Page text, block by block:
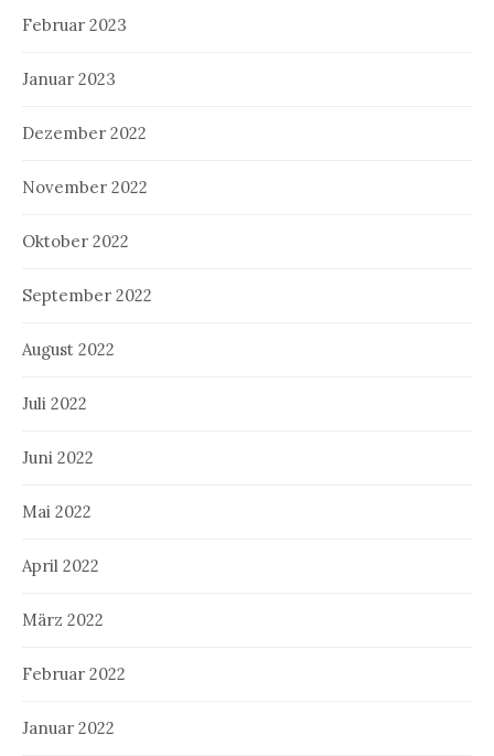
Februar 2023
Januar 2023
Dezember 2022
November 2022
Oktober 2022
September 2022
August 2022
Juli 2022
Juni 2022
Mai 2022
April 2022
März 2022
Februar 2022
Januar 2022